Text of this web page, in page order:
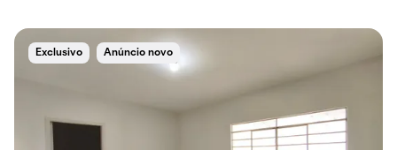
Exclusivo Anúncio novo